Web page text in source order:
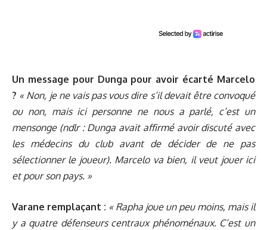
Un message pour Dunga pour avoir écarté Marcelo
? « Non, je ne vais pas vous dire s’il devait être convoqué
ou non, mais ici personne ne nous a parlé, c’est un
mensonge (ndlr : Dunga avait affirmé avoir discuté avec
les médecins du club avant de décider de ne pas
sélectionner le joueur). Marcelo va bien, il veut jouer ici
et pour son pays. »
Varane remplaçant : « Rapha joue un peu moins, mais il
y a quatre défenseurs centraux phénoménaux. C’est un